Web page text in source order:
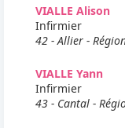
VIALLE Alison
Infirmier
42 - Allier -
VIALLE Yann
Infirmier
43 - Cantal -